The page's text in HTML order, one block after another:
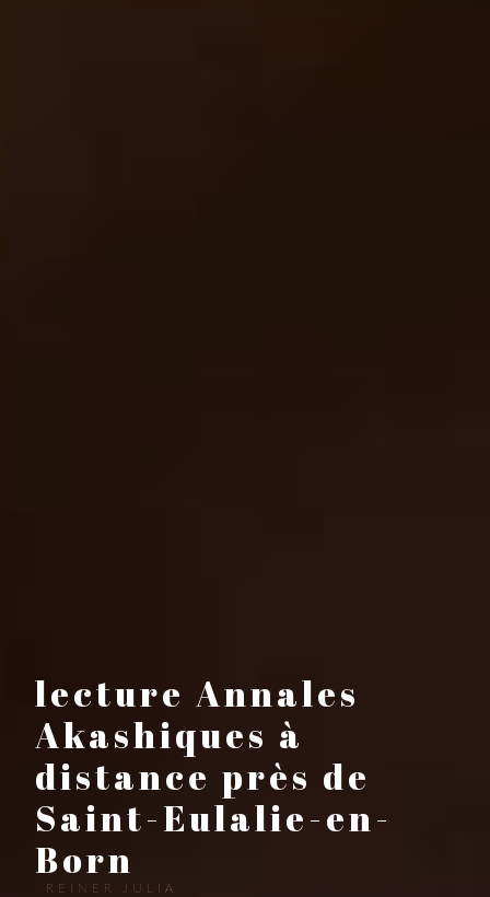
lecture Annales
Akashiques à
distance près de
Saint-Eulalie-en-
Born
REINER JULIA